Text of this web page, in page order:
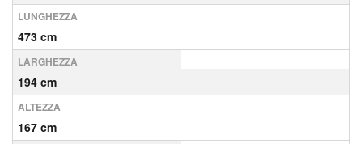
LUNGHEZZA
473 cm
LARGHEZZA
194 cm
ALTEZZA
167 cm